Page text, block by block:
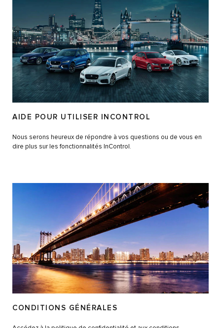
AIDE POUR UTILISER INCONTROL
Nous serons heureux de répondre à vos questions ou de vous en
dire plus sur les fonctionnalités InControl.
CONDITIONS GÉNÉRALES